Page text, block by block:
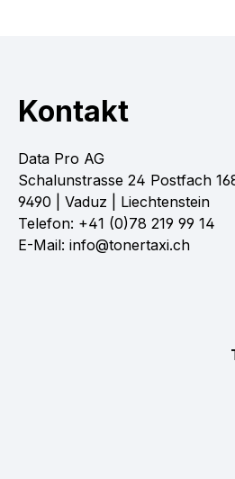
Kontakt
Data Pro AG
Schalunstrasse 24 Postfach
9490 | Vaduz | Liechtenstein
Telefon: +41 (0)78 219 99 14
E-Mail: info@tonertaxi.ch